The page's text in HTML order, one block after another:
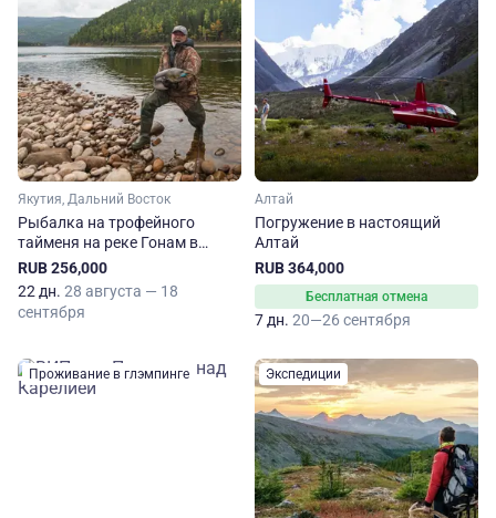
Якутия, Дальний Восток
Рыбалка на трофейного
тайменя на реке Гонам в
Якутии
RUB 256,000
22 дн. 28 августа — 18
сентября
Алтай
Погружение в настоящий
Алтай
RUB 364,000
Бесплатная отмена
7 дн. 20—26 сентября
Проживание в глэмпинге Экспедиции